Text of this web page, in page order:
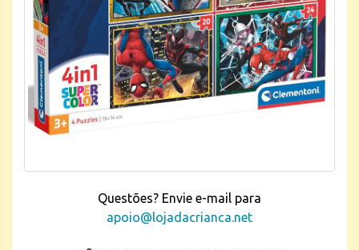
Questões? Envie e-mail para
apoio@lojadacrianca.net